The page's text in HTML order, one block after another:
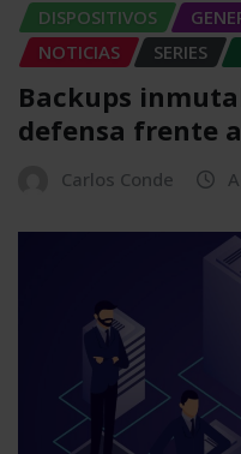
DISPOSITIVOS
NOTICIAS
SERIES
Backups
defensa frente
Carlos Conde